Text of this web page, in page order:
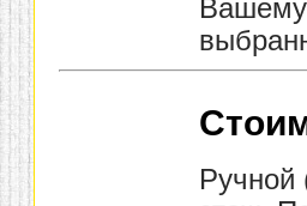
Вашему
Ручной